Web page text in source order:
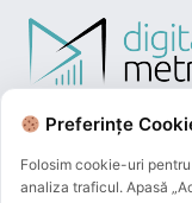
Preferințe
Folosim cookie-uri
analiza traficul. Apasă